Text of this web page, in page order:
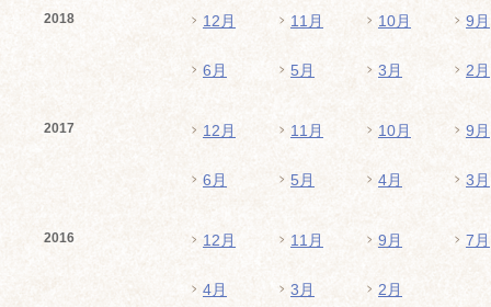
2018 12月 11月 10月 9月
6月 5月 3月 2月
2017 12月 11月 10月 9月
6月 5月 4月 3月
2016 12月 11月 9月 7月
4月 3月 2月